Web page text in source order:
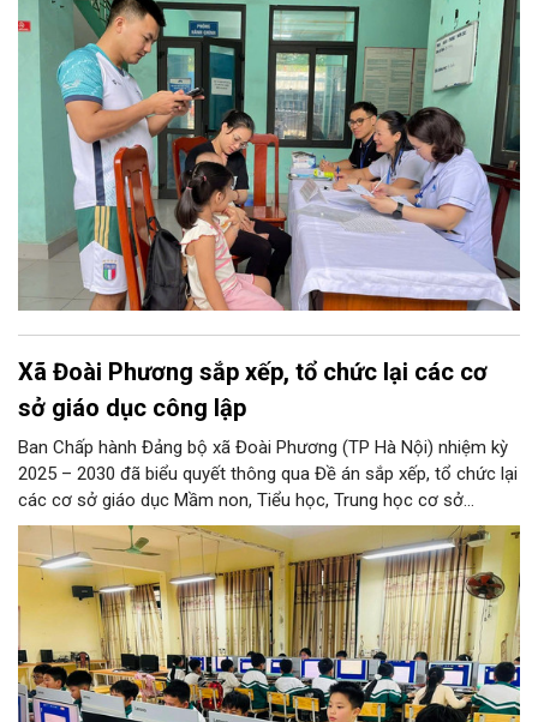
khỏe điện tử duy nhất, cho phép theo dõi và chăm sóc sức
khỏe toàn diện theo vòng đời trên không gian mạng.
Xã Đoài Phương sắp xếp, tổ chức lại các cơ
sở giáo dục công lập
Ban Chấp hành Đảng bộ xã Đoài Phương (TP Hà Nội) nhiệm kỳ
2025 – 2030 đã biểu quyết thông qua Đề án sắp xếp, tổ chức lại
các cơ sở giáo dục Mầm non, Tiểu học, Trung học cơ sở
(THCS) và Đề án sắp xếp, kiện toàn, thành lập tổ chức đảng
trong các cơ sở giáo dục công lập sau sắp xếp trên địa bàn xã.